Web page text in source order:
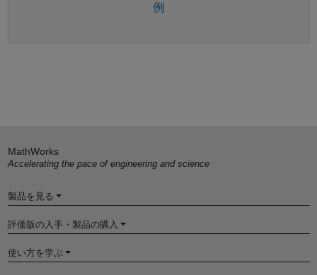
例
MathWorks
Accelerating the pace of engineering and science
製品を見る
評価版の入手・製品の購入
使い方を学ぶ